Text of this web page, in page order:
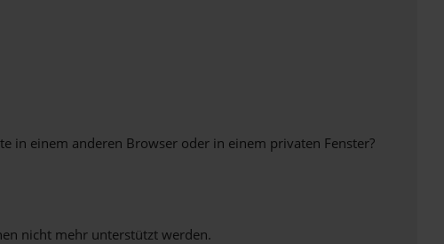
in einem anderen Browser oder in einem privaten Fenster?
nicht mehr unterstützt werden.